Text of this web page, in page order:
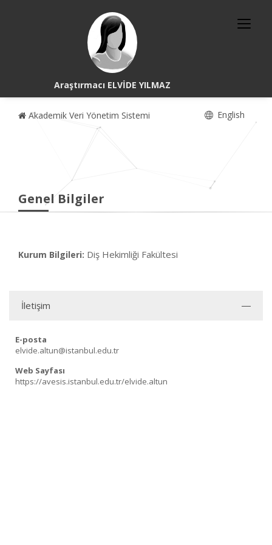
Araştırmacı ELVİDE YILMAZ
Akademik Veri Yönetim Sistemi English
Genel Bilgiler
Kurum Bilgileri: Diş Hekimliği Fakültesi
İletişim
E-posta
elvide.altun@istanbul.edu.tr
Web Sayfası
https://avesis.istanbul.edu.tr/elvide.altun